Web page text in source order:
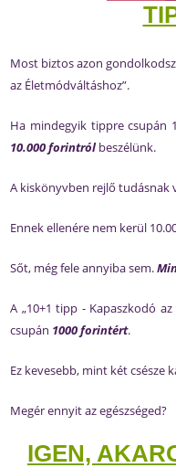
Most biztos azon
az Életmódváltáshoz”.
Ha mindegyik tippre csupán
10.000 forintrólbeszélünk.
A kiskönyvben rejlő tudásnak
Ennek ellenére nem kerül
Sőt, még fele annyiba sem.
A „10+1 tipp - Kapaszkodó
csupán 1000 forintért.
Ez kevesebb, mint két csésze
Megér ennyit az egészséged?
IGEN,